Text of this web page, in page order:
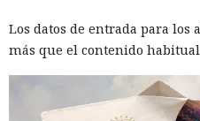
Los datos de entrada para
más que el contenido